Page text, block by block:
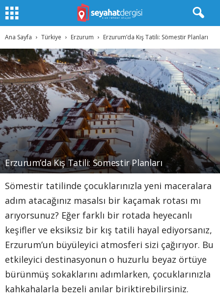
Ana Sayfa Türkiye Erzurum Erzurum’da Kış Tatili: Sömestir Planları
Erzurum’da Kış Tatili: Sömestir Planları
Sömestir tatilinde çocuklarınızla yeni maceralara
adım atacağınız masalsı bir kaçamak rotası mı
arıyorsunuz? Eğer farklı bir rotada heyecanlı
keşifler ve eksiksiz bir kış tatili hayal ediyorsanız,
Erzurum’un büyüleyici atmosferi sizi çağırıyor. Bu
etkileyici destinasyonun o huzurlu beyaz örtüye
bürünmüş sokaklarını adımlarken, çocuklarınızla
kahkahalarla bezeli anılar biriktirebilirsiniz.